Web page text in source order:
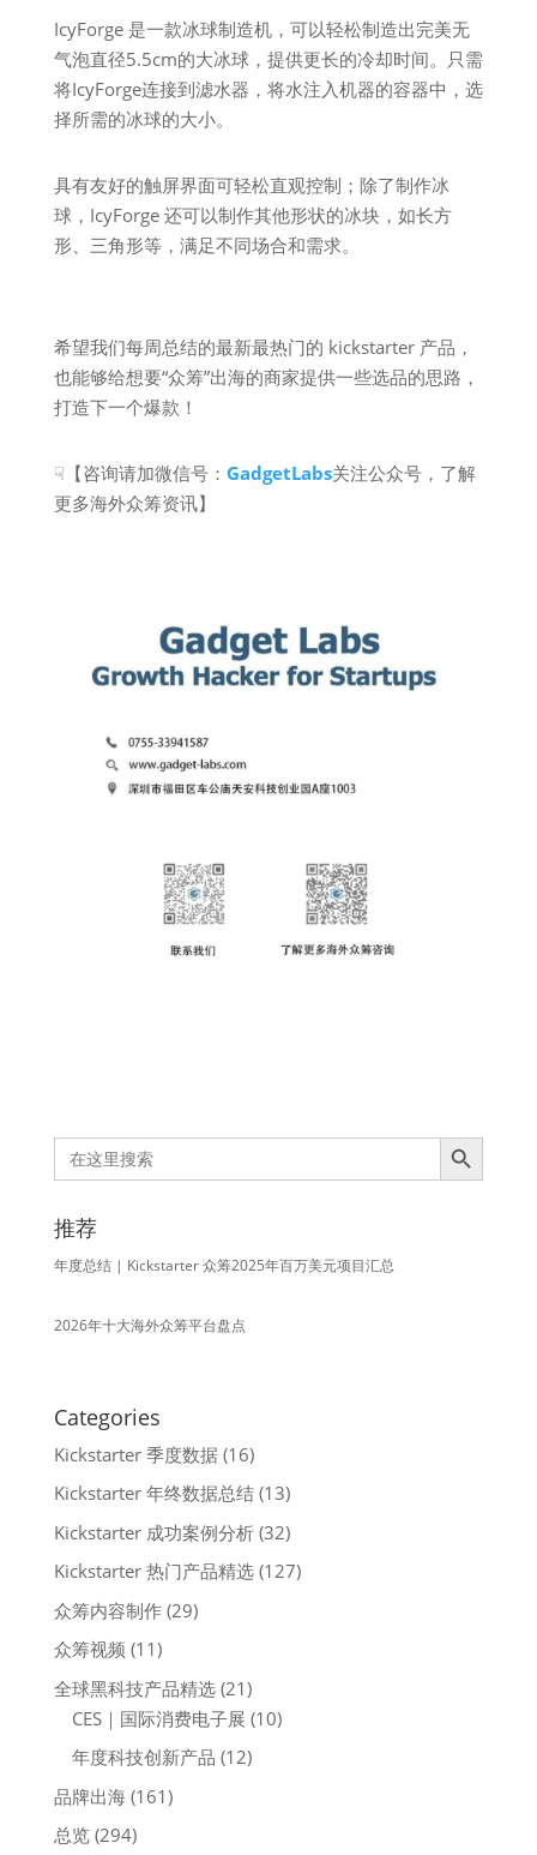
IcyForge 是一款冰球制造机，可以轻松制造出完美无
气泡直径5.5cm的大冰球，提供更长的冷却时间。只需
将IcyForge连接到滤水器，将水注入机器的容器中，选
择所需的冰球的大小。
具有友好的触屏界面可轻松直观控制；除了制作冰
球，IcyForge 还可以制作其他形状的冰块，如长方
形、三角形等，满足不同场合和需求。
希望我们每周总结的最新最热门的 kickstarter 产品，
也能够给想要“众筹”出海的商家提供一些选品的思路，
打造下一个爆款！
☟【咨询请加微信号： GadgetLabs关注公众号，了解
更多海外众筹资讯】
Search
for:
Search Button
推荐
年度总结 | Kickstarter 众筹2025年百万美元项目汇总
2026年十大海外众筹平台盘点
Categories
Kickstarter 季度数据(16)
Kickstarter 年终数据总结(13)
Kickstarter 成功案例分析(32)
Kickstarter 热门产品精选(127)
众筹内容制作(29)
众筹视频 (11)
全球黑科技产品精选(21)
CES｜国际消费电子展 (10)
年度科技创新产品 (12)
品牌出海(161)
总览(294)